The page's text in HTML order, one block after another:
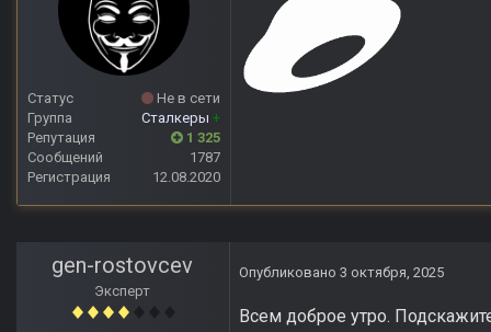
Статус
Не в сети
Группа
Сталкеры +
Репутация
1 325
Сообщений
1787
Регистрация
12.08.2020
gen-rostovcev
Эксперт
Опубликовано 3 октября, 2025
Всем доброе утро.